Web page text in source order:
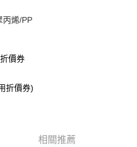
丙烯/PP
價券
折價券)
相關推薦